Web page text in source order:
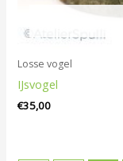
Losse vogel
IJsvogel
€35,00